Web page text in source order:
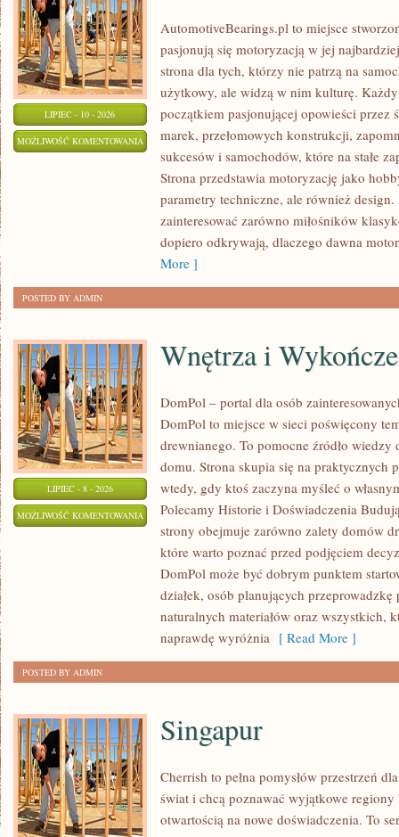
LIPIEC - 10 - 2026
MOŻLIWOŚĆ KOMENTOWANIA WYDARZENIA
SPOTKANIA
KLASYKÓW
AutomotiveBearings.pl to miejsce
pasjonują się motoryzacją w jej
strona dla tych, którzy nie patrzą na
użytkowy, ale widzą w nim kulturę.
początkiem pasjonującej opowieści przez
marek, przełomowych konstrukcji,
sukcesów i samochodów, które na stałe
Strona przedstawia motoryzację jako
parametry techniczne, ale również
zainteresować zarówno miłośników
dopiero odkrywają, dlaczego dawna
More ]
POSTED BY ADMIN
LIPIEC - 8 - 2026
MOŻLIWOŚĆ KOMENTOWANIA WNĘTRZA
WYKOŃCZENIA
Wnętrza i
DomPol – portal dla osób
DomPol to miejsce w sieci poświęcony
drewnianego. To pomocne źródło
domu. Strona skupia się na praktycznych
wtedy, gdy ktoś zaczyna myśleć o
Polecamy Historie i Doświadczenia
strony obejmuje zarówno zalety domów
które warto poznać przed podjęciem
DomPol może być dobrym punktem
działek, osób planujących
naturalnych materiałów oraz wszystkich,
naprawdę wyróżnia [ Read More ]
POSTED BY ADMIN
Singapur
Cherrish to pełna pomysłów przestrzeń
świat i chcą poznawać wyjątkowe
otwartością na nowe doświadczenia. To